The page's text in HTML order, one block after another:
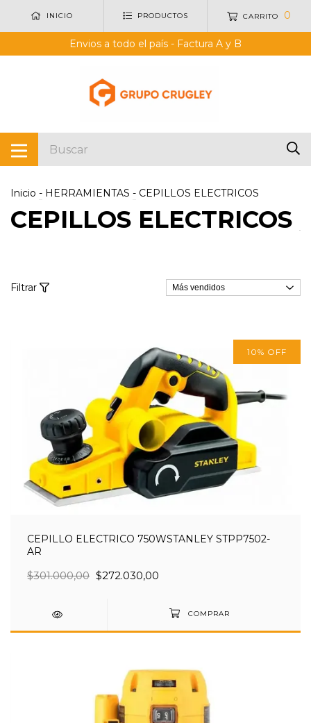
INICIO PRODUCTOS CARRITO 0
Envios a todo el país - Factura A y B
Inicio - HERRAMIENTAS - CEPILLOS ELECTRICOS
CEPILLOS ELECTRICOS
Filtrar
10% OFF
CEPILLO ELECTRICO 750WSTANLEY STPP7502-
AR
$301.000,00 $272.030,00